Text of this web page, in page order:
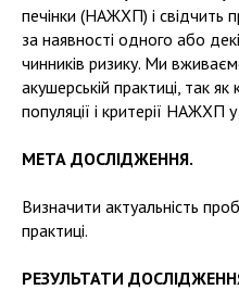
печінки (НАЖХП) і свідчить
за наявності одного або
чинників ризику. Ми
акушерській практиці, так
популяції і критерії НАЖХП
МЕТА ДОСЛІДЖЕННЯ.
Визначити актуальність
практиці.
РЕЗУЛЬТАТИ